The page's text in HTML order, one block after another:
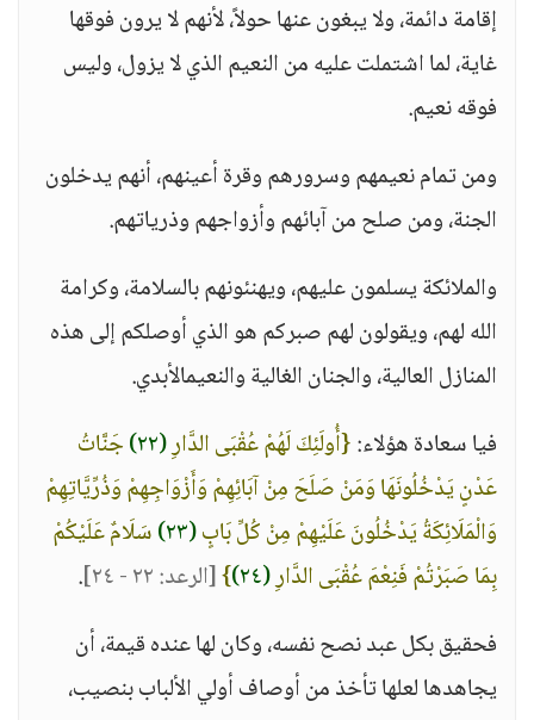
إقامة دائمة، ولا يبغون عنها حولاً، لأنهم لا يرون فوقها
غاية، لما اشتملت عليه من النعيم الذي لا يزول، وليس
فوقه نعيم.
ومن تمام نعيمهم وسرورهم وقرة أعينهم، أنهم يدخلون
الجنة، ومن صلح من آبائهم وأزواجهم وذرياتهم.
والملائكة يسلمون عليهم، ويهنئونهم بالسلامة، وكرامة
الله لهم، ويقولون لهم صبركم هو الذي أوصلكم إلى هذه
المنازل العالية، والجنان الغالية والنعيمالأبدي.
فيا سعادة هؤلاء:{أُولَئِكَ لَهُمْ عُقْبَى الدَّارِ(٢٢)
جَنَّاتُ
عَدْنٍ يَدْخُلُونَهَا وَمَنْ صَلَحَ مِنْ آبَائِهِمْ وَأَزْوَاجِهِمْ وَذُرِّيَّاتِهِمْ
وَالْمَلَائِكَةُ يَدْخُلُونَ عَلَيْهِمْ مِنْ كُلِّ بَابٍ(٢٣)
سَلَامٌ عَلَيْكُمْ
بِمَا صَبَرْتُمْ فَنِعْمَ عُقْبَى الدَّارِ(٢٤) }[الرعد: ٢٢ - ٢٤]
.
فحقيق بكل عبد نصح نفسه، وكان لها عنده قيمة، أن
يجاهدها لعلها تأخذ من أوصاف أولي الألباب بنصيب،